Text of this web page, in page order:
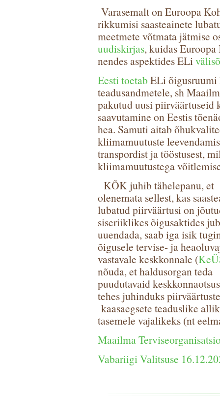
Varasemalt on Euroopa
rikkumisi saasteainete
meetmete võtmata jätmise
uudiskirjas, kuidas
nendes aspektides ELi
Eesti toetab ELi õigusruumi
teadusandmetele, sh
pakutud uusi piirväärtuseid
saavutamine on Eestis
hea. Samuti aitab
kliimamuutuste
transpordist ja tööstusest,
kliimamuutustega
KÕK juhib tähelepanu, et
olenemata sellest, kas
lubatud piirväärtusi on
siseriiklikes õigusaktides
uuendada, saab iga isik
õigusele tervise- ja
vastavale keskkonnale (
nõuda, et haldusorgan teda
puudutavaid
tehes juhinduks
kaasaegsete teaduslike
tasemele vajalikeks (nt
Maailma
Vabariigi Valitsuse